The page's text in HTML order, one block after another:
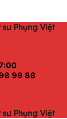
Phụng Việt
99 88
Phụng Việt